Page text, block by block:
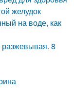
желудок
на воде, как
разжевывая. 8